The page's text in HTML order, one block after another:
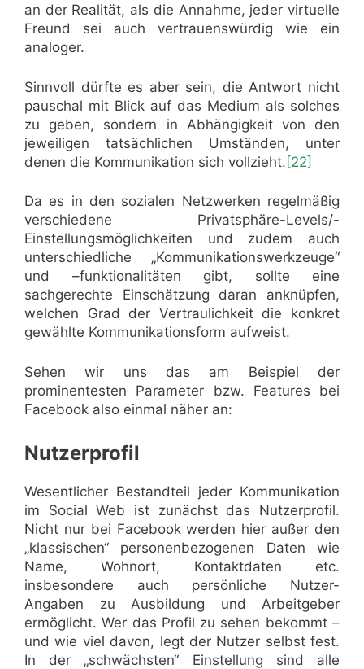
an der Realität, als die Annahme, jeder virtuelle
Freund sei auch vertrauenswürdig wie ein
analoger.
Sinnvoll dürfte es aber sein, die Antwort nicht
pauschal mit Blick auf das Medium als solches
zu geben, sondern in Abhängigkeit von den
jeweiligen tatsächlichen Umständen, unter
denen die Kommunikation sich vollzieht. [22]
Da es in den sozialen Netzwerken regelmäßig
verschiedene Privatsphäre-Levels/-
Einstellungsmöglichkeiten und zudem auch
unterschiedliche „Kommunikationswerkzeuge“
und –funktionalitäten gibt, sollte eine
sachgerechte Einschätzung daran anknüpfen,
welchen Grad der Vertraulichkeit die konkret
gewählte Kommunikationsform aufweist.
Sehen wir uns das am Beispiel der
prominentesten Parameter bzw. Features bei
Facebook also einmal näher an:
Nutzerprofil
Wesentlicher Bestandteil jeder Kommunikation
im Social Web ist zunächst das Nutzerprofil.
Nicht nur bei Facebook werden hier außer den
„klassischen“ personenbezogenen Daten wie
Name, Wohnort, Kontaktdaten etc.
insbesondere auch persönliche Nutzer-
Angaben zu Ausbildung und Arbeitgeber
ermöglicht. Wer das Profil zu sehen bekommt –
und wie viel davon, legt der Nutzer selbst fest.
In der „schwächsten“ Einstellung sind alle